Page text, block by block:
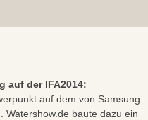
auf der IFA2014:
auf dem von Samsung
Watershow.de baute dazu ein